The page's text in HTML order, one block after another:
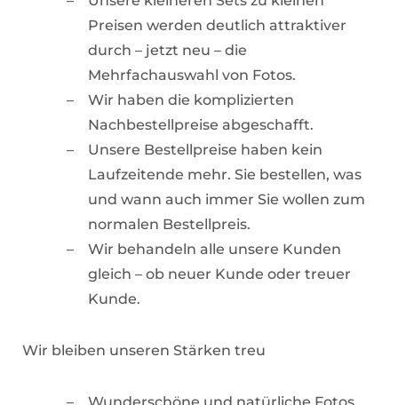
Preisen werden deutlich attraktiver
durch – jetzt neu – die
Mehrfachauswahl von Fotos.
Wir haben die komplizierten
Nachbestellpreise abgeschafft.
Unsere Bestellpreise haben kein
Laufzeitende mehr. Sie bestellen, was
und wann auch immer Sie wollen zum
normalen Bestellpreis.
Wir behandeln alle unsere Kunden
gleich – ob neuer Kunde oder treuer
Kunde.
Wir bleiben unseren Stärken treu